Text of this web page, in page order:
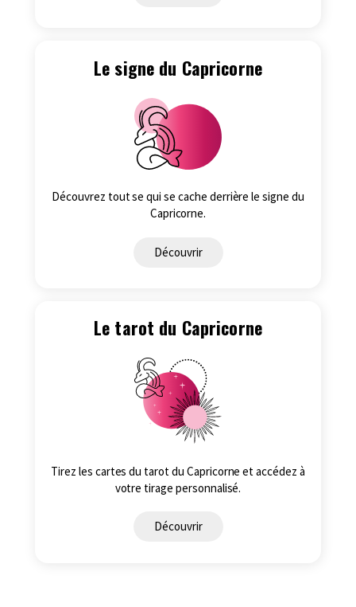
Le signe du Capricorne
Découvrez tout se qui se cache derrière le signe du
Capricorne.
Découvrir
Le tarot du Capricorne
Tirez les cartes du tarot du Capricorne et accédez à
votre tirage personnalisé.
Découvrir